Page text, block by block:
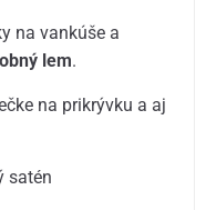
na vankúše a
lem.
na prikrývku a aj
satén